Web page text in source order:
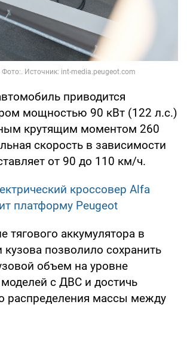
приводится
мощностью 90 кВт (122 л.с.)
крутящим моментом 260
скорость в зависимости
от 90 до 110 км/ч.
кроссовер Alfa
платформу Peugeot
тягового аккумулятора в
кузова позволило сохранить
объем на уровне
с ДВС и достичь
распределения массы между